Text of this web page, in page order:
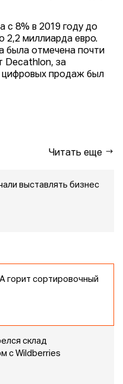
8% в 2019 году до
2,2 миллиарда евро.
была отмечена почти
Decathlon, за
цифровых продаж был
Читать еще
выставлять бизнес
горит сортировочный
склад
с Wildberries